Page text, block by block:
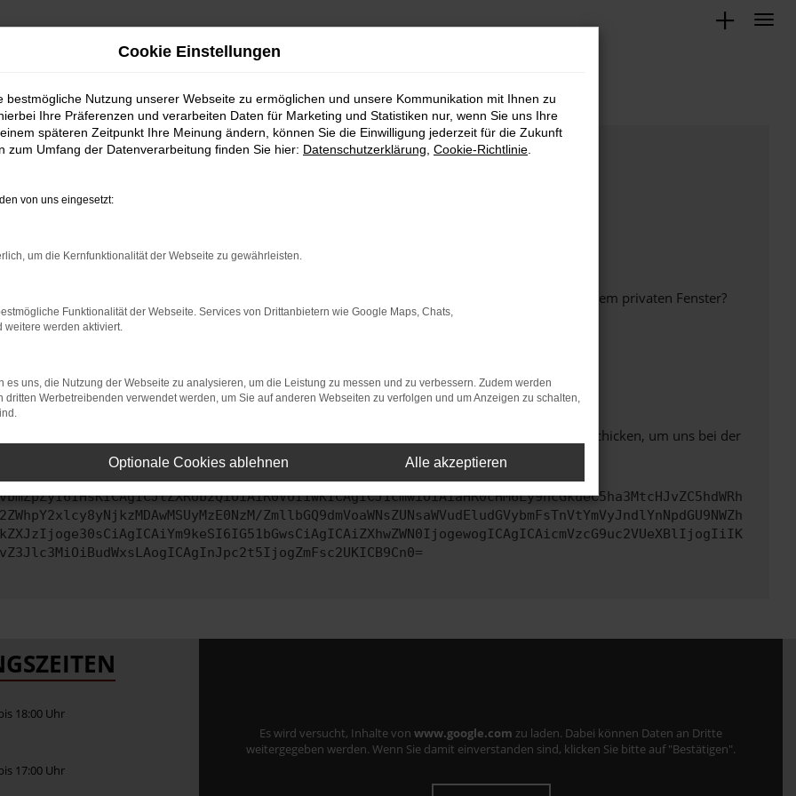
bestimmter Seiten verhindern. Funktioniert die Seite in einem anderen Browser oder in einem privaten Fenster?
beheben.
auf dem neuesten Stand sind.
kann auch dazu führen, dass bestimmte Funktionen nicht mehr unterstützt werden.
uns bitte. Wir werden versuchen, das Problem zu beheben. Du kannst uns diesen Text schicken, um uns bei der
ZmllbGQ9dmVoaWNsZUNsaWVudEludGVybmFsTnVtYmVyJndlYnNpdGU9NWZh
18:00 Uhr
17:00 Uhr
Es wird versucht, Inhalte von www.google.com zu laden. Dabei können Daten an Dritte
weitergegeben werden. Wenn Sie damit einverstanden sind, klicken Sie bitte auf "Bestätigen".
Cookie Einstellungen
bestmögliche Nutzung unserer Webseite zu ermöglichen und unsere Kommunikation mit Ihnen zu
Ihre Präferenzen und verarbeiten Daten für Marketing und Statistiken nur, wenn Sie uns Ihre
späteren Zeitpunkt Ihre Meinung ändern, können Sie die Einwilligung jederzeit für die Zukunft
zum Umfang der Datenverarbeitung finden Sie hier: Datenschutzerklärung Cookie-Richtlinie
von uns eingesetzt:
um die Kernfunktionalität der Webseite zu gewährleisten.
Funktionalität der Webseite. Services von Drittanbietern wie Google Maps, Chats,
weitere werden aktiviert.
es uns, die Nutzung der Webseite zu analysieren, um die Leistung zu messen und zu verbessern. Zudem werden
dritten Werbetreibenden verwendet werden, um Sie auf anderen Webseiten zu verfolgen und um Anzeigen zu schalten,
Optionale Cookies ablehnen Alle akzeptieren